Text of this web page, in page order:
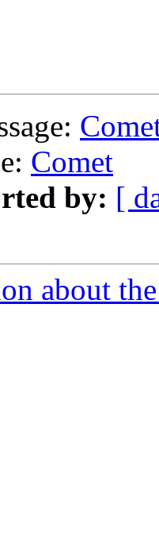
Comet
by: [
about